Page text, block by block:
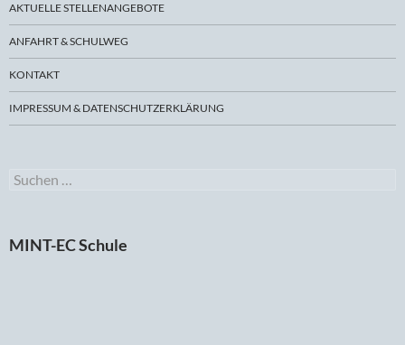
AKTUELLE STELLENANGEBOTE
ANFAHRT & SCHULWEG
KONTAKT
IMPRESSUM & DATENSCHUTZERKLÄRUNG
Suchen
MINT-EC Schule